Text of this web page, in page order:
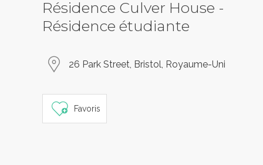
Résidence Culver House -
Résidence étudiante
26 Park Street, Bristol, Royaume-Uni
Favoris